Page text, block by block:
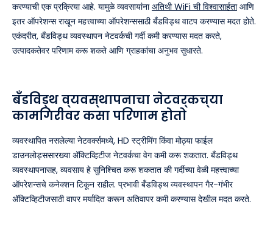
करण्याची एक प्रक्रिया आहे. यामुळे व्यवसायांनाअतिथी WiFi ची विश्वासार्हताआणि
इतर ऑपरेशन्स राखून महत्त्वाच्या ऑपरेशन्ससाठी बँडविड्थ वाटप करण्यास मदत होते.
एकंदरीत, बँडविड्थ व्यवस्थापन नेटवर्कची गर्दी कमी करण्यास मदत करते,
उत्पादकतेवर परिणाम करू शकते आणि ग्राहकांचा अनुभव सुधारते.
बँडविड्थ व्यवस्थापनाचा नेटवर्कच्या
कामगिरीवर कसा परिणाम होतो
व्यवस्थापित नसलेल्या नेटवर्क्समध्ये, HD स्ट्रीमिंग किंवा मोठ्या फाईल
डाउनलोड्ससारख्या अ‍ॅक्टिव्हिटीज नेटवर्कचा वेग कमी करू शकतात. बँडविड्थ
व्यवस्थापनासह, व्यवसाय हे सुनिश्चित करू शकतात की गर्दीच्या वेळी महत्त्वाच्या
ऑपरेशन्सचे कनेक्शन टिकून राहील. प्रभावी बँडविड्थ व्यवस्थापन गैर-गंभीर
अ‍ॅक्टिव्हिटीजसाठी वापर मर्यादित करून अतिवापर कमी करण्यास देखील मदत करते.